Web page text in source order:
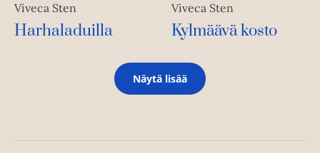
Viveca Sten
Harhaladuilla
Viveca Sten
Kylmäävä kosto
Näytä lisää